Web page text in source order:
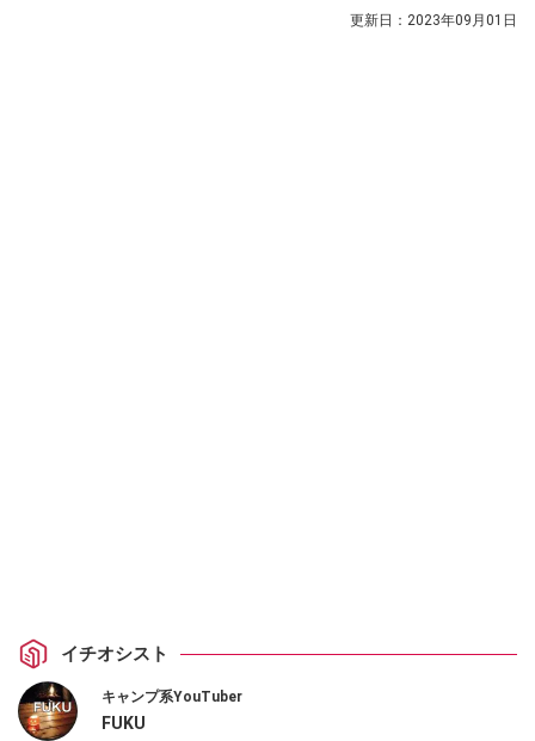
更新日： 2023年09月01日
イチオシスト
キャンプ系YouTuber
FUKU